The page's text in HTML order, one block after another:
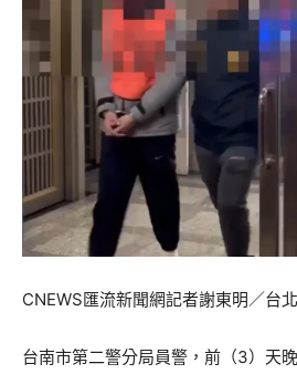
CNEWS匯流新聞網記者謝東明／台
台南市第二警分局員警，前（3）天